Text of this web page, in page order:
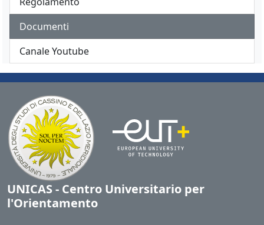
Documenti
Canale Youtube
UNICAS - Centro Universitario per
l'Orientamento